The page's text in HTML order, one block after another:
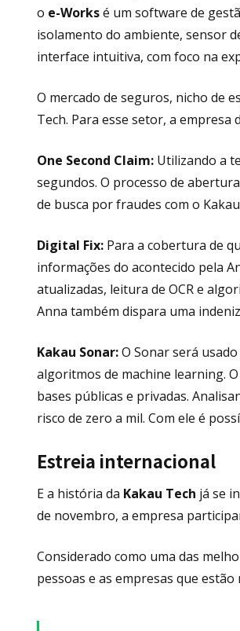
o e-Worksé um software de
isolamento do ambiente, sensor
interface intuitiva, com foco na
O mercado de seguros, nicho de
Tech. Para esse setor, a
One Second Claim: Utilizando a
segundos. O processo de
de busca por fraudes com o
Digital Fix: Para a cobertura de
informações do acontecido pela
atualizadas, leitura de OCR e
Anna também dispara uma
Kakau Sonar:O Sonar será
algoritmos de machine learning.
bases públicas e privadas.
risco de zero a mil. Com ele é
Estreia internacional
E a história da Kakau Tech já se
de novembro, a empresa
Considerado como uma das
pessoas e as empresas que